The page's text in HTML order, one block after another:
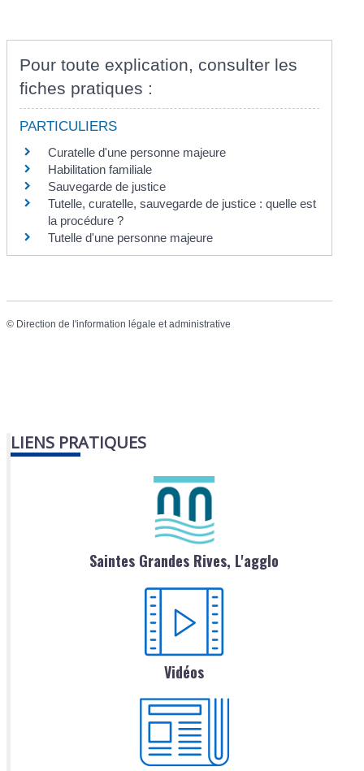
Pour toute explication, consulter les
fiches pratiques :
PARTICULIERS
Curatelle d'une personne majeure
Habilitation familiale
Sauvegarde de justice
Tutelle, curatelle, sauvegarde de justice : quelle est
la procédure ?
Tutelle d'une personne majeure
© Direction de l'information légale et administrative
LIENS PRATIQUES
Saintes Grandes Rives, L'agglo
Vidéos